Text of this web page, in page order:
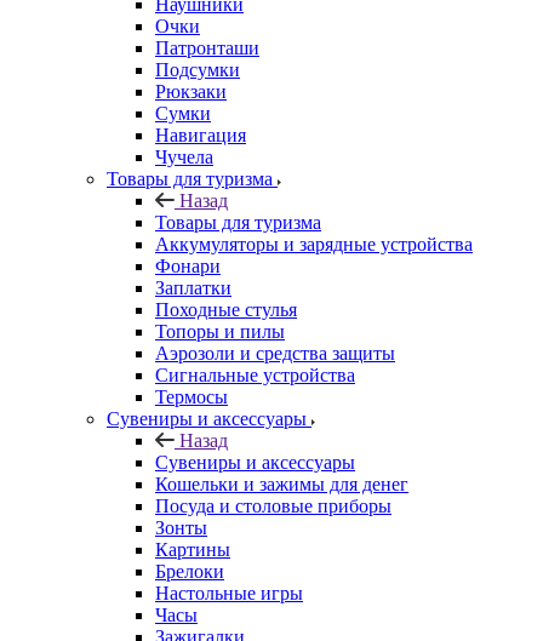
Наушники
Очки
Патронташи
Подсумки
Рюкзаки
Сумки
Навигация
Чучела
Товары для туризма
Назад
Товары для туризма
Аккумуляторы и зарядные устройства
Фонари
Заплатки
Походные стулья
Топоры и пилы
Аэрозоли и средства защиты
Сигнальные устройства
Термосы
Сувениры и аксессуары
Назад
Сувениры и аксессуары
Кошельки и зажимы для денег
Посуда и столовые приборы
Зонты
Картины
Брелоки
Настольные игры
Часы
Зажигалки